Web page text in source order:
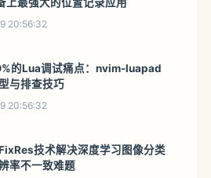
20:56:32
的Lua调试痛点：nvim-luapad
与排查技巧
20:56:32
技术解决深度学习图像分类
率不一致难题